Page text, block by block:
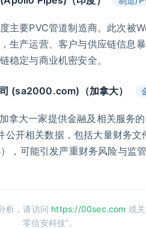
主要PVC管道制造商。此次被
生产运营、客户与供应链信息
稳定与商业机密安全。
(sa2000.com)（加拿大）
拿大一家提供金融及相关服务
开相关数据，包括大量财务文
，可能引发严重财务风险与监
析，请访问 https://00sec.com 或
零信安科技”。